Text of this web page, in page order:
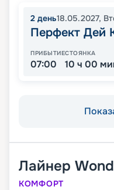
2 день18.05.2027,
Перфект Дей
ПРИБЫТИЕ
07:00
СТОЯНКА
10 ч 00
Лайнер
КОМФОРТ